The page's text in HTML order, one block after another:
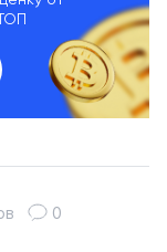
0